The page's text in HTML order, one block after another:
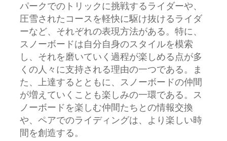
パークでのトリックに挑戦するライダーや、
圧雪されたコースを軽快に駆け抜けるライダ
ーなど、それぞれの表現方法がある。特に、
スノーボードは自分自身のスタイルを模索
し、それを磨いていく過程が楽しめる点が多
くの人々に支持される理由の一つである。ま
た、上達するとともに、スノーボードの仲間
が増えていくことも楽しみの一環である。ス
ノーボードを楽しむ仲間たちとの情報交換
や、ペアでのライディングは、より楽しい時
間を創造する。